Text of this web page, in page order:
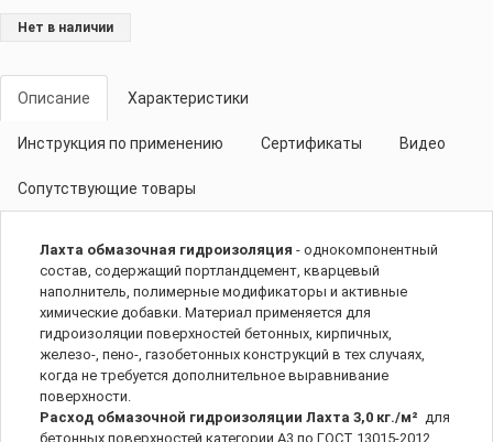
Нет в наличии
Описание Характеристики
Инструкция по применению Сертификаты Видео
Сопутствующие товары
Лахта обмазочная гидроизоляция - однокомпонентный
состав, содержащий портландцемент, кварцевый
наполнитель, полимерные модификаторы и активные
химические добавки. Материал применяется для
гидроизоляции поверхностей бетонных, кирпичных,
железо-, пено-, газобетонных конструкций в тех случаях,
когда не требуется дополнительное выравнивание
поверхности.
Расход обмазочной гидроизоляции Лахта 3,0 кг./м² для
бетонных поверхностей категории А3 по ГОСТ 13015-2012